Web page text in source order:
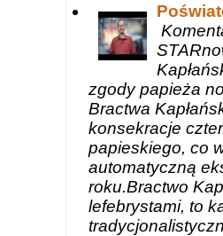
zgody papieża
Bractwa
konsekracje
papieskiego, co
automatyczną
roku.Bractwo
lefebrystami, to